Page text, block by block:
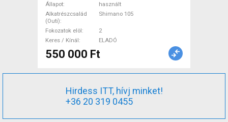
Országúti Shimano 105
tárcsafék használt ELADÓ
Állapot
használt
Alkatrészcsalád
(Outi)
Shimano 105
Fokozatok elöl
2
Keres / Kínál
ELADÓ
550 000 Ft
Hirdess ITT, hívj minket!
+36 20 319 0455